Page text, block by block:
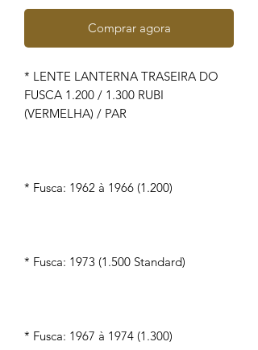
Comprar agora
* LENTE LANTERNA TRASEIRA DO
FUSCA 1.200 / 1.300 RUBI
(VERMELHA) / PAR
* Fusca: 1962 à 1966 (1.200)
* Fusca: 1973 (1.500 Standard)
* Fusca: 1967 à 1974 (1.300)